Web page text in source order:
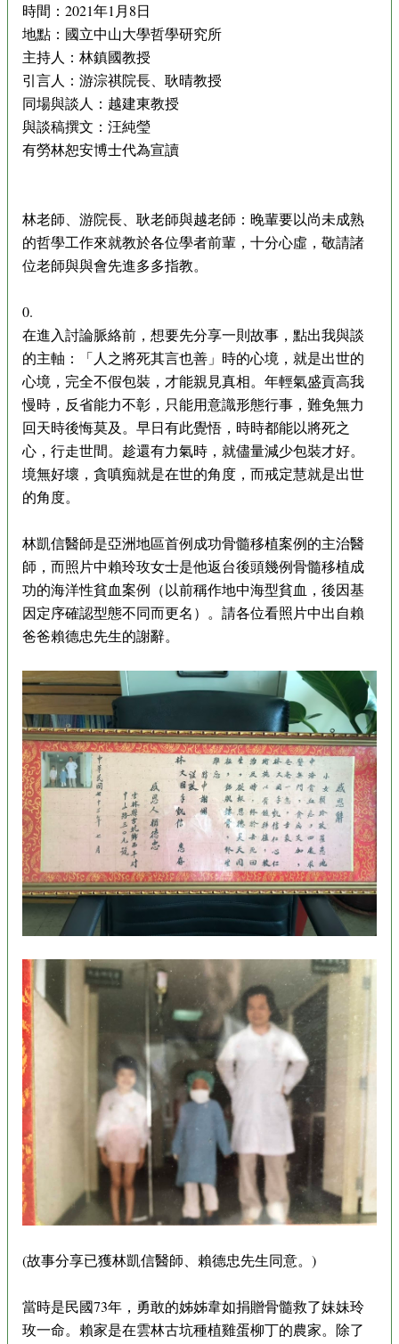
時間：2021年1月8日
地點：國立中山大學哲學研究所
主持人：林鎮國教授
引言人：游淙祺院長、耿晴教授
同場與談人：越建東教授
與談稿撰文：汪純瑩
有勞林恕安博士代為宣讀
林老師、游院長、耿老師與越老師：晚輩要以尚未成熟
的哲學工作來就教於各位學者前輩，十分心虛，敬請諸
位老師與與會先進多多指教。
0.
在進入討論脈絡前，想要先分享一則故事，點出我與談
的主軸：「人之將死其言也善」時的心境，就是出世的
心境，完全不假包裝，才能親見真相。年輕氣盛貢高我
慢時，反省能力不彰，只能用意識形態行事，難免無力
回天時後悔莫及。早日有此覺悟，時時都能以將死之
心，行走世間。趁還有力氣時，就儘量減少包裝才好。
境無好壞，貪嗔痴就是在世的角度，而戒定慧就是出世
的角度。
林凱信醫師是亞洲地區首例成功骨髓移植案例的主治醫
師，而照片中賴玲玫女士是他返台後頭幾例骨髓移植成
功的海洋性貧血案例（以前稱作地中海型貧血，後因基
因定序確認型態不同而更名）。請各位看照片中出自賴
爸爸賴德忠先生的謝辭。
(故事分享已獲林凱信醫師、賴德忠先生同意。)
當時是民國73年，勇敢的姊姊韋如捐贈骨髓救了妹妹玲
玫一命。賴家是在雲林古坑種植雞蛋柳丁的農家。除了